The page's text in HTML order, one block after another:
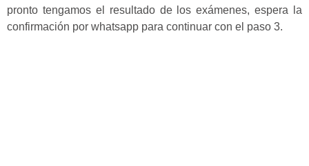
pronto tengamos el resultado de los exámenes, espera la
confirmación por whatsapp para continuar con el paso 3.